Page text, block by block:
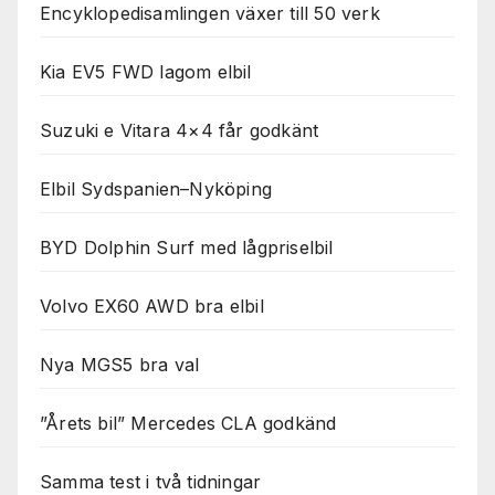
Encyklopedisamlingen växer till 50 verk
Kia EV5 FWD lagom elbil
Suzuki e Vitara 4×4 får godkänt
Elbil Sydspanien–Nyköping
BYD Dolphin Surf med lågpriselbil
Volvo EX60 AWD bra elbil
Nya MGS5 bra val
”Årets bil” Mercedes CLA godkänd
Samma test i två tidningar